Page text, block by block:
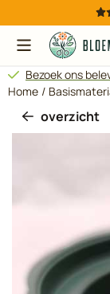
Cookievoorkeuren
Bezoek ons
Home /
overzicht